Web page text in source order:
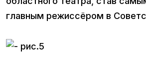
главным режиссёром в